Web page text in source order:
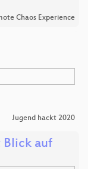
Chaos Experience
Jugend hackt 2020
auf